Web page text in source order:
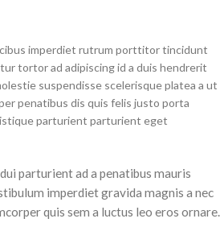
imperdiet rutrum porttitor tincidunt
tortor ad adipiscing id a duis hendrerit
suspendisse scelerisque platea a ut
penatibus dis quis felis justo porta
parturient parturient eget
parturient ad a penatibus mauris
imperdiet gravida magnis a nec
quis sem a luctus leo eros ornare.